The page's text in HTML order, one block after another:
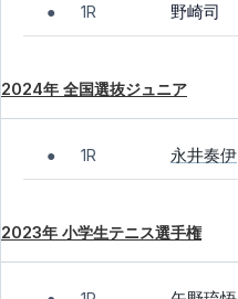
● 1R 野崎司
2024年 全国選抜ジュニア
● 1R 永井奏伊
2023年 小学生テニス選手権